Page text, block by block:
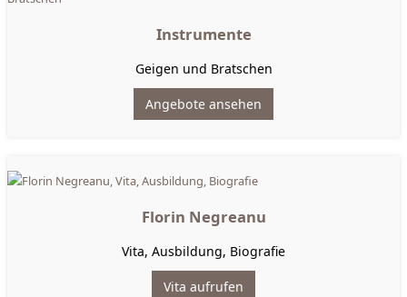
Instrumente
Geigen und Bratschen
Angebote ansehen
Florin Negreanu
Vita, Ausbildung, Biografie
Vita aufrufen